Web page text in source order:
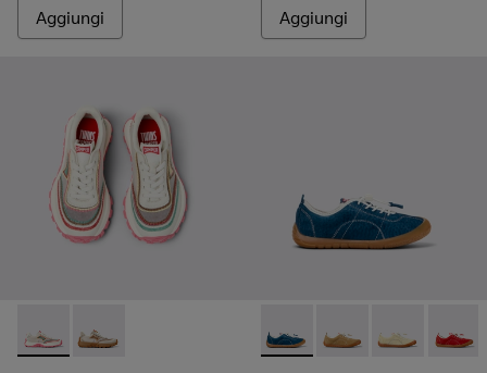
Aggiungi Aggiungi
Twins - K800685-001 - Sneakers beige in tessuto per
Twins - K800685-002 Peu Path - K800694-002 -
Peu Path -Peu Path -
Peu